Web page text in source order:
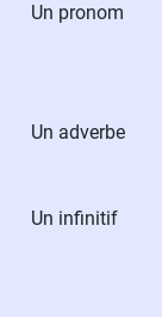
Un pronom
Un adverbe
Un infinitif